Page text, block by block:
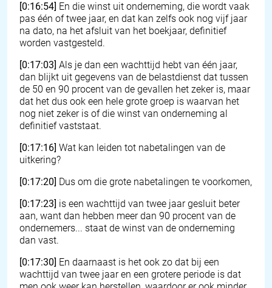
[0:16:54] En die winst uit onderneming, die wordt vaak
pas één of twee jaar, en dat kan zelfs ook nog vijf jaar
na dato, na het afsluit van het boekjaar, definitief
worden vastgesteld.
[0:17:03] Als je dan een wachttijd hebt van één jaar,
dan blijkt uit gegevens van de belastdienst dat tussen
de 50 en 90 procent van de gevallen het zeker is, maar
dat het dus ook een hele grote groep is waarvan het
nog niet zeker is of die winst van onderneming al
definitief vaststaat.
[0:17:16] Wat kan leiden tot nabetalingen van de
uitkering?
[0:17:20] Dus om die grote nabetalingen te voorkomen,
[0:17:23] is een wachttijd van twee jaar gesluit beter
aan, want dan hebben meer dan 90 procent van de
ondernemers... staat de winst van de onderneming
dan vast.
[0:17:30] En daarnaast is het ook zo dat bij een
wachttijd van twee jaar en een grotere periode is dat